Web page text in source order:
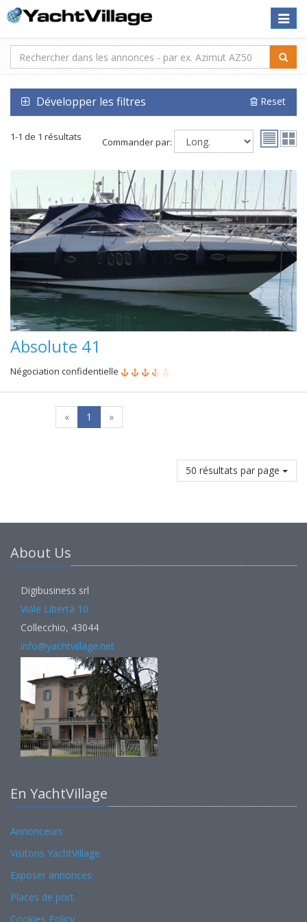
Toggle
Développer les filtres Reset
1-1 de 1 résultats Commander par:
Absolute 41
Négociation confidentielle
« 1 »
50 résultats par page
About Us
Digibusiness srl
Viale Libertà 10
Collecchio, 43044
info@yachtvillage.net
En YachtVillage
Annonceurs
Visitons YachtVillage
Exposer annonces
Places de port
Cookies Policy